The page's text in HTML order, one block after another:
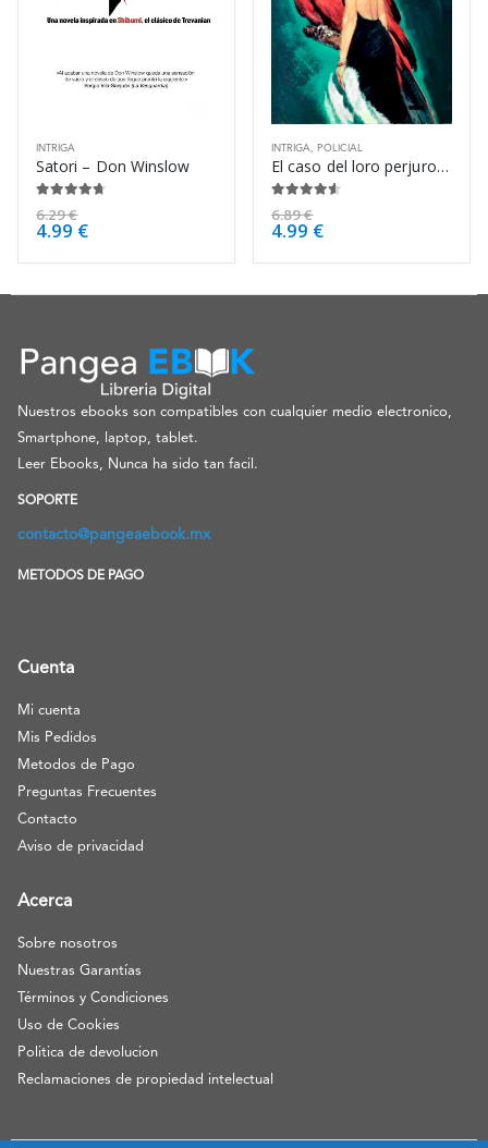
INTRIGA
Satori – Don Winslow
6.29€
4.99 €
INTRIGA POLICIAL
El caso del loro perjuro – Erle Stanley Gardner
6.89€
4.99 €
Nuestros ebooks son compatibles con cualquier medio electronico,
Smartphone, laptop, tablet.
Leer Ebooks, Nunca ha sido tan facil.
SOPORTE
contacto@pangeaebook.mx
METODOS DE PAGO
Cuenta
Mi cuenta
Mis Pedidos
Metodos de Pago
Preguntas Frecuentes
Contacto
Aviso de privacidad
Acerca
Sobre nosotros
Nuestras Garantías
Términos y Condiciones
Uso de Cookies
Politica de devolucion
Reclamaciones de propiedad intelectual